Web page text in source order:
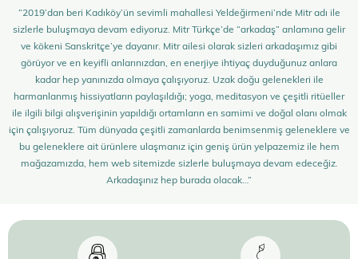
“2019’dan beri Kadıköy’ün sevimli mahallesi Yeldeğirmeni’nde Mitr adı ile
sizlerle buluşmaya devam ediyoruz. Mitr Türkçe’de “arkadaş” anlamına gelir
ve kökeni Sanskritçe’ye dayanır. Mitr ailesi olarak sizleri arkadaşımız gibi
görüyor ve en keyifli anlarınızdan, en enerjiye ihtiyaç duyduğunuz anlara
kadar hep yanınızda olmaya çalışıyoruz. Uzak doğu gelenekleri ile
harmanlanmış hissiyatların paylaşıldığı; yoga, meditasyon ve çeşitli ritüeller
ile ilgili bilgi alışverişinin yapıldığı ortamların en samimi ve doğal olanı olmak
için çalışıyoruz. Tüm dünyada çeşitli zamanlarda benimsenmiş geleneklere ve
bu geleneklere ait ürünlere ulaşmanız için geniş ürün yelpazemiz ile hem
mağazamızda, hem web sitemizde sizlerle buluşmaya devam edeceğiz.
Arkadaşınız hep burada olacak…”